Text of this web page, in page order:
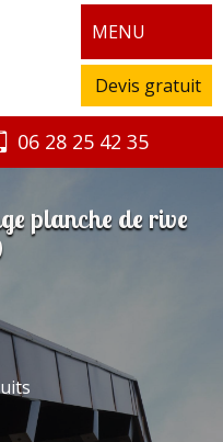
MENU
Devis gratuit
06 28 25 42 35
planche de rive